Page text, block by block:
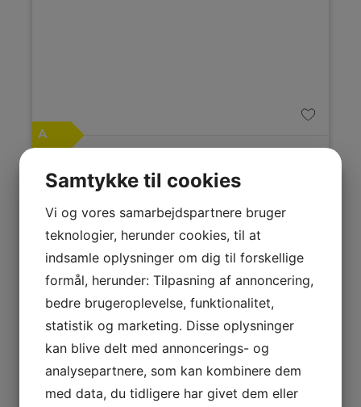
A
Gram Induktionskomfur
EKI 16662-92
Induktionskomfur fra Gram med hydrolytisk selvrens,
boosterfunktion og ekstra stort ovnrum på 77 l.
Energiklasse
Højde
900 mm
8.899,-
LÆG I KURV
Samtykke til cookies
Vi og vores samarbejdspartnere bruger
teknologier, herunder cookies, til at
indsamle oplysninger om dig til forskellige
formål, herunder: Tilpasning af annoncering,
bedre brugeroplevelse, funktionalitet,
statistik og marketing. Disse oplysninger
kan blive delt med annoncerings- og
analysepartnere, som kan kombinere dem
med data, du tidligere har givet dem eller